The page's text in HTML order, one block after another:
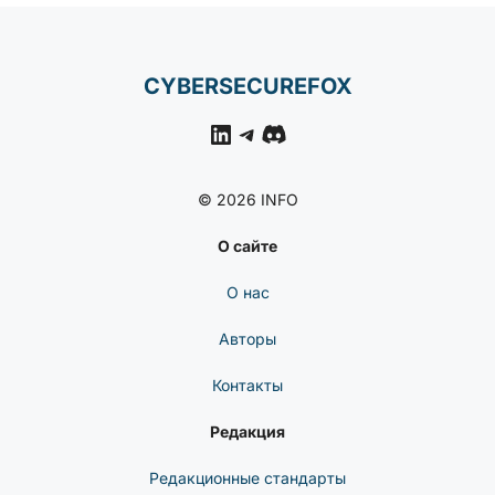
CYBERSECUREFOX
LinkedIn
Telegram
Discord
© 2026 INFO
О сайте
О нас
Авторы
Контакты
Редакция
Редакционные стандарты